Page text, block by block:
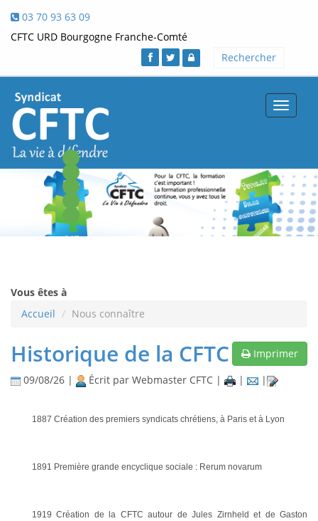
03 70 93 63 09
CFTC URD Bourgogne Franche-Comté
Toggle
Vous êtes à
Accueil
Nous connaître
Historique de la CFTC
Imprimer
09/08/26 |
Écrit par Webmaster CFTC | | |
1887 Création des premiers syndicats chrétiens, à Paris et à Lyon
1891 Première grande encyclique sociale : Rerum novarum
1919 Création de la CFTC autour de Jules Zirnheld et de Gaston